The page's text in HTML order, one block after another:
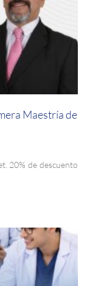
Maestría de
20% de descuento